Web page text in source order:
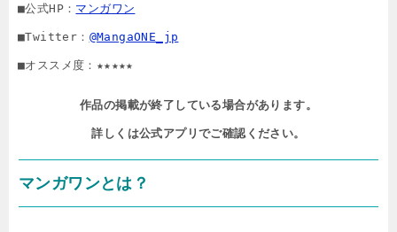
■公式HP： マンガワン
■Twitter： @MangaONE_jp
■オススメ度：★★★★★
作品の掲載が終了している場合があります。
詳しくは公式アプリでご確認ください。
マンガワンとは？